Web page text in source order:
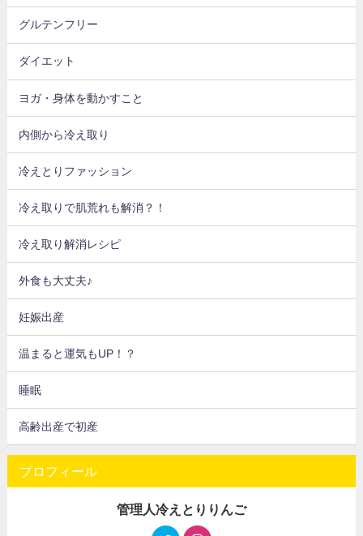
グルテンフリー
ダイエット
ヨガ・身体を動かすこと
内側から冷え取り
冷えとりファッション
冷え取りで肌荒れも解消？！
冷え取り解消レシピ
外食も大丈夫♪
妊娠出産
温まると運気もUP！？
睡眠
高齢出産で初産
プロフィール
管理人冷えとりりんご